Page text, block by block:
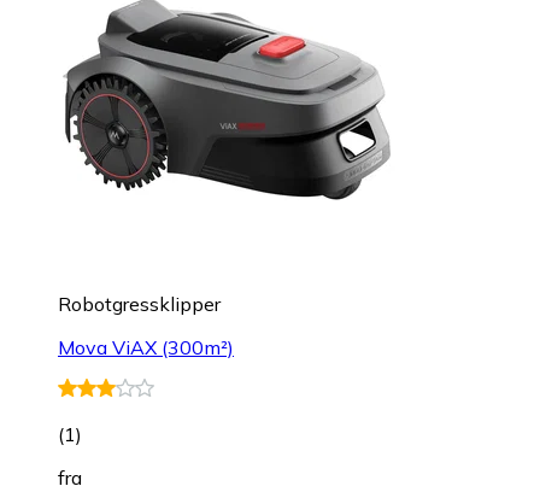
Robotgressklipper
Mova ViAX (300m²)
(1)
fra